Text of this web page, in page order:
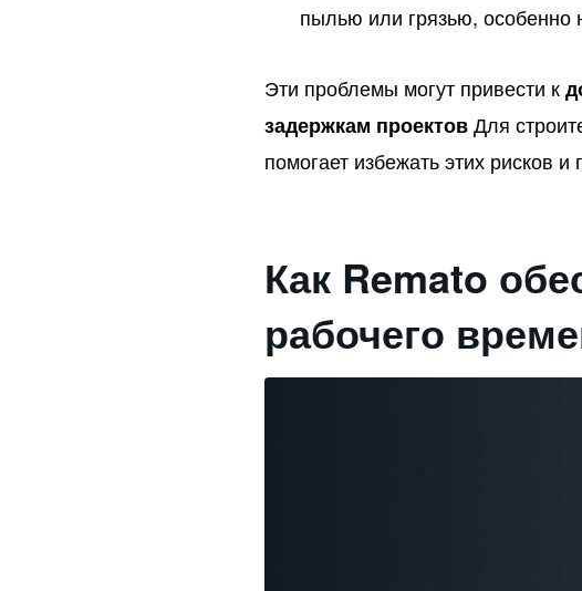
пылью или грязью, особенно
Эти проблемы могут привести к
задержкам проектовДля
помогает избежать этих рисков
Как Remato
рабочего